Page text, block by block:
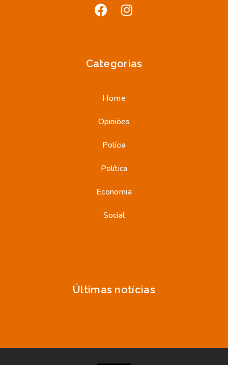
Categorias
Home
Opiniões
Polícia
Política
Economia
Social
Últimas notícias